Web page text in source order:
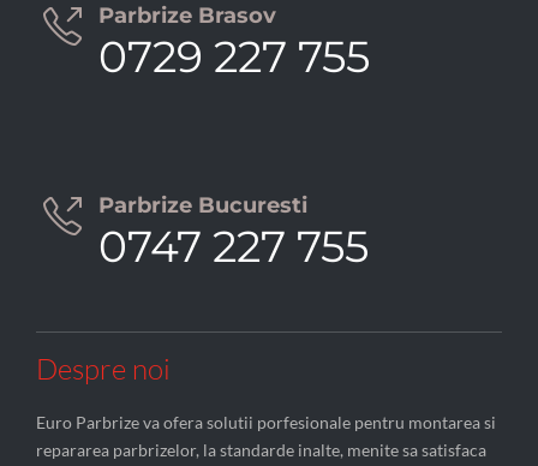
 Parbrize Brasov
0729 227 755
 Parbrize Bucuresti
0747 227 755
Despre noi
Euro Parbrize va ofera solutii porfesionale pentru montarea si
repararea parbrizelor, la standarde inalte, menite sa satisfaca